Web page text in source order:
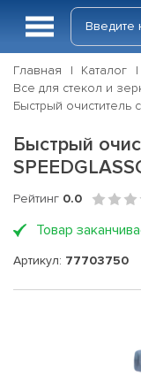
Главная Каталог
Все для стекол и
Быстрый очиститель
Быстрый
Рейтинг 0.0
Товар
Артикул: 77703750